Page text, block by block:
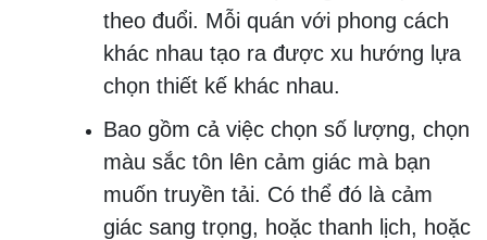
theo đuổi. Mỗi quán với phong cách
khác nhau tạo ra được xu hướng lựa
chọn thiết kế khác nhau.
Bao gồm cả việc chọn số lượng, chọn
màu sắc tôn lên cảm giác mà bạn
muốn truyền tải. Có thể đó là cảm
giác sang trọng, hoặc thanh lịch, hoặc